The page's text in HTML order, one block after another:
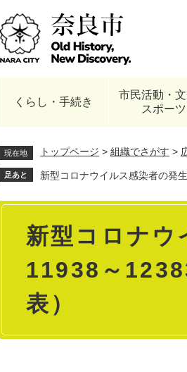
くらし・手続き
市民活動・文
スポーツ
現在地 トップページ > 組織でさがす >
足あと 新型コロナウイルス感染者の発
本
新型コロナウ
11938～
表）